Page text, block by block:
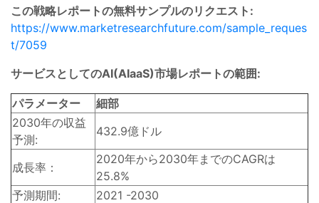
この戦略レポートの無料サンプルのリクエスト:
https://www.marketresearchfuture.com/sample_reques
t/7059
サービスとしてのAI(AIaaS)市場レポートの範囲:
パラメーター
細部
2030年の収益
予測:
432.9億ドル
成長率：
2020年から2030年までのCAGRは
25.8%
予測期間:
2021 -2030